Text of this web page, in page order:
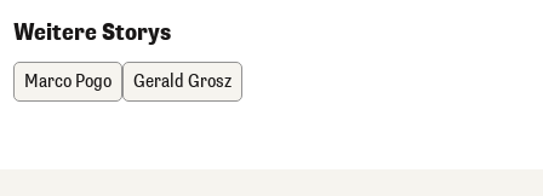
Weitere Storys
Marco Pogo Gerald Grosz